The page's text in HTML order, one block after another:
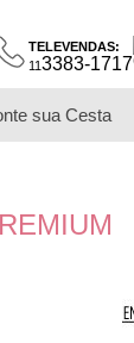
TELEVENDAS:
113383-1717
sua Cesta